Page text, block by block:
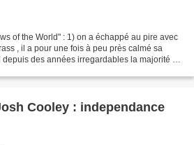
of the World" : 1) on a échappé au pire avec
, il a pour une fois à peu près calmé sa
des années irregardables la majorité de
Cooley : independance